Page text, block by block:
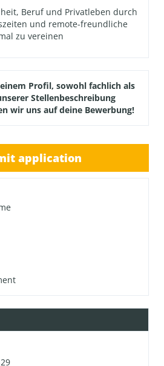
Beruf und Privatleben durch
und remote-freundliche
zu vereinen
Profil, sowohl fachlich als
Stellenbeschreibung
wir uns auf deine Bewerbung!
application